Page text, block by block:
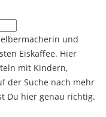
und
Eiskaffee. Hier
mit Kindern,
der Suche nach mehr
Du hier genau richtig.